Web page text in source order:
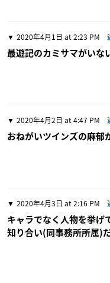
2020年4月1日 at 2:23 PM
最遊記のカミサマがいな
2020年4月2日 at 4:47 PM
おねがいツインズの麻郁
2020年4月3日 at 2:16 PM
キャラでなく人物を挙げ
知り合い(同事務所所属)